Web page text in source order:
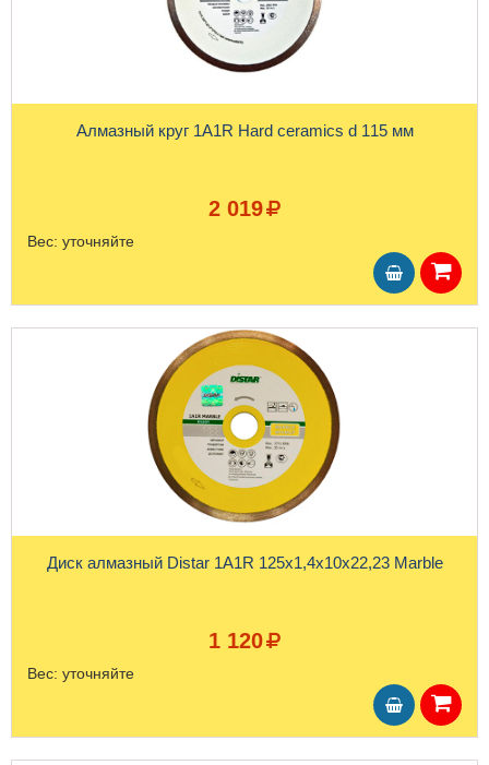
Алмазный круг 1A1R Hard ceramics d 115 мм
2 019
Вес: уточняйте
Диск алмазный Distar 1A1R 125x1,4x10x22,23 Marble
1 120
Вес: уточняйте